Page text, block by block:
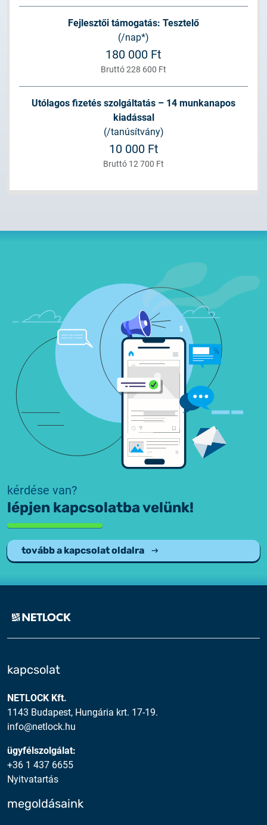
Fejlesztői támogatás: Tesztelő
(/nap*)
180 000 Ft
Bruttó 228 600 Ft
Utólagos fizetés szolgáltatás – 14 munkanapos
kiadással
(/tanúsítvány)
10 000 Ft
Bruttó 12 700 Ft
kérdése van?
lépjen kapcsolatba velünk!
tovább a kapcsolat oldalra
kapcsolat
NETLOCK Kft.
1143 Budapest, Hungária krt. 17-19.
info@netlock.hu
ügyfélszolgálat:
+36 1 437 6655
Nyitvatartás
megoldásaink